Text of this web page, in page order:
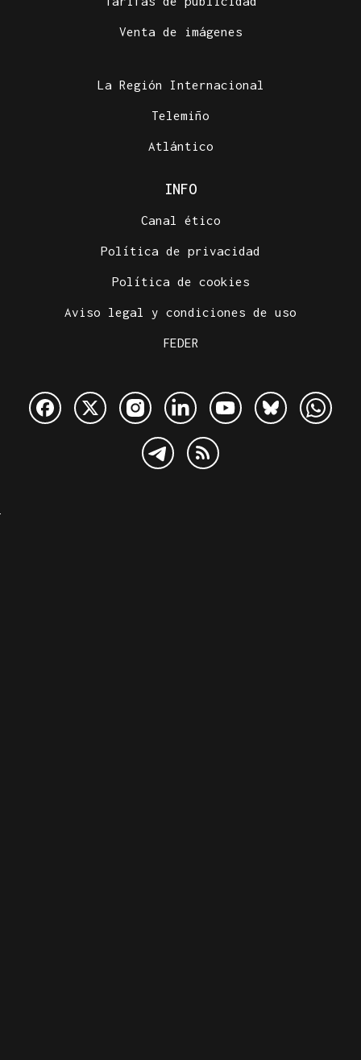
Venta de imágenes
La Región Internacional
Telemiño
Atlántico
INFO
Canal ético
Política de privacidad
Política de cookies
Aviso legal y condiciones de uso
FEDER